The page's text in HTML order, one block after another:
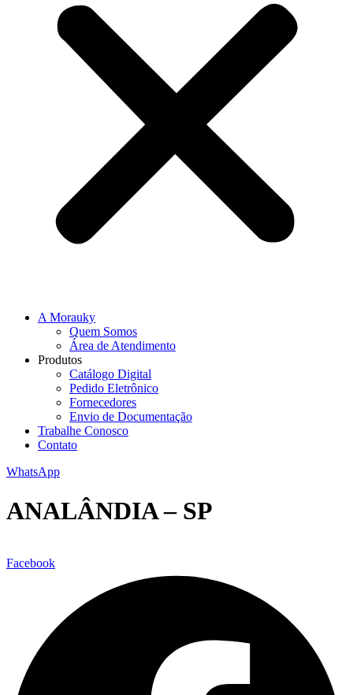
A Morauky
Quem Somos
Área de Atendimento
Produtos
Catálogo Digital
Pedido Eletrônico
Fornecedores
Envio de Documentação
Trabalhe Conosco
Contato
WhatsApp
ANALÂNDIA – SP
Facebook